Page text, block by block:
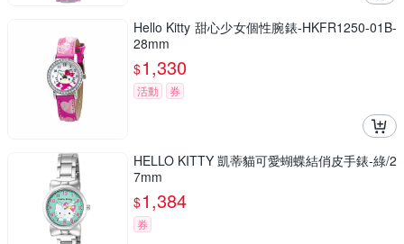
Hello Kitty 甜心少女個性腕錶-HKFR1250-01B-
28mm
$1,330
活動 券
HELLO KITTY 凱蒂貓可愛蝴蝶結俏皮手錶-綠/2
7mm
$1,384
券